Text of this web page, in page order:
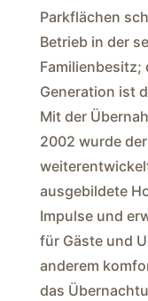
Parkflächen
Betrieb in der
Familienbesitz;
Generation ist
Mit der
2002 wurde
ausgebildete
Impulse und
für Gäste und
anderem
das